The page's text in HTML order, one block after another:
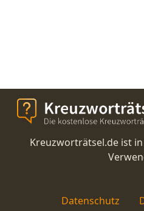
Kreuzworträtsel.de ist
Datenschutz